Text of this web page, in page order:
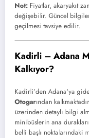
Not: Fiyatlar, akaryakıt
değişebilir. Güncel
geçilmesi tavsiye edilir.
Kadirli – Adana
Kalkıyor?
Kadirli’den Adana’ya
Otogarından
üzerinden detaylı bilgi
minibüslerin ana
belli başlı noktalarındaki